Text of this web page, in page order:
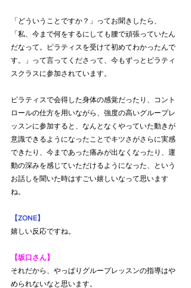
「どういうことですか？」ってお聞きしたら、
「私、今まで何をするにしても腰で頑張っていたん
だなって。ピラティスを受けて初めてわかったんで
す。」って言ってくださって、今もずっとピラティ
スクラスに参加されています。
ピラティスで会得した身体の感覚だったり、コント
ロールの仕方を用いながら、強度の高いグループレ
ッスンに参加すると、なんとなくやっていた動きが
意識できるようになったことでキツさがさらに実感
できたり、今まであった痛みが出なくなったり、運
動の深みを感じていただけるようになった、という
お話しを聞いた時はすごい嬉しいなって思います
ね。
【ZONE】
嬉しい反応ですね。
【坂口さん】
それだから、やっぱりグループレッスンの指導はや
められないなと思います。